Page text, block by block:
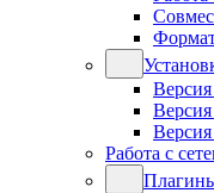
Работа с